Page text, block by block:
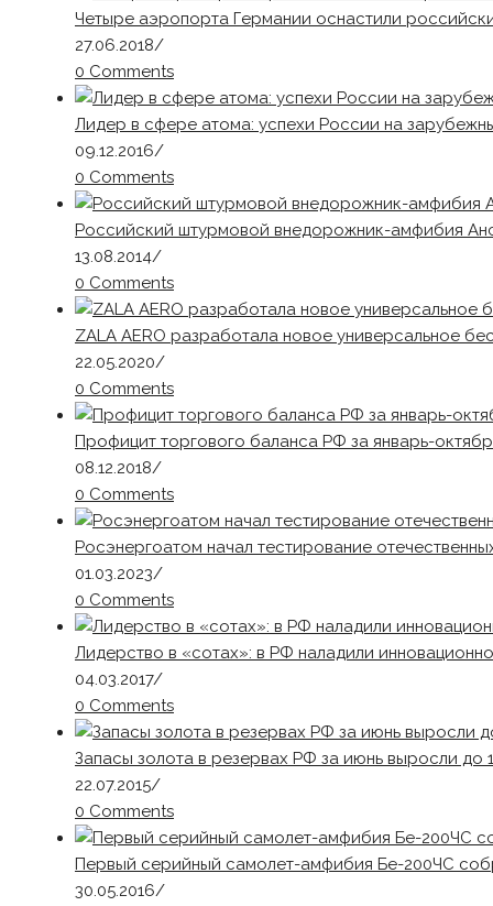
Четыре аэропорта Германии оснастили
27.06.2018/
0 Comments
Лидер в сфере атома: успехи России на
09.12.2016/
0 Comments
Российский штурмовой внедорожник-амфибия
13.08.2014/
0 Comments
ZALA AERO разработала новое универсальное
22.05.2020/
0 Comments
Профицит торгового баланса РФ за январь-
08.12.2018/
0 Comments
Росэнергоатом начал тестирование
01.03.2023/
0 Comments
Лидерство в «сотах»: в РФ наладили
04.03.2017/
0 Comments
Запасы золота в резервах РФ за июнь выросли до
22.07.2015/
0 Comments
Первый серийный самолет-амфибия Бе-200ЧС
30.05.2016/